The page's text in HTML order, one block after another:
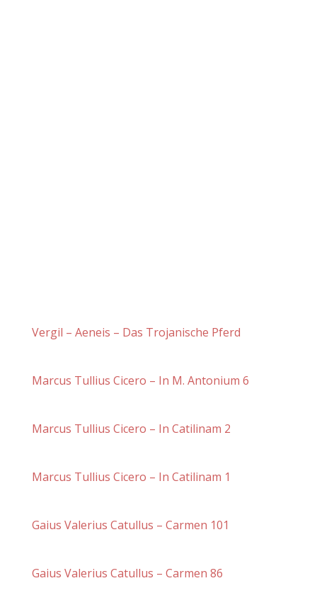
Vergil – Aeneis – Das Trojanische Pferd
Marcus Tullius Cicero – In M. Antonium 6
Marcus Tullius Cicero – In Catilinam 2
Marcus Tullius Cicero – In Catilinam 1
Gaius Valerius Catullus – Carmen 101
Gaius Valerius Catullus – Carmen 86